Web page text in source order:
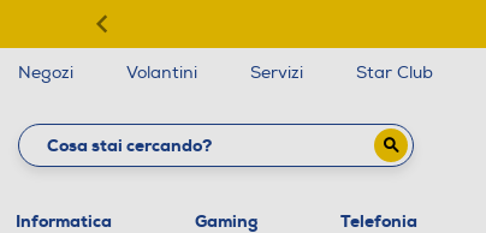
Negozi Volantini Servizi Star Club
Informatica Gaming Telefonia